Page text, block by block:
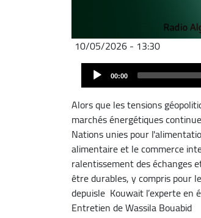
10/05/2026 - 13:30
Fichier
Audio
Player 00:00
Alors que les tensions
marchés énergétiques
Nations unies pour
alimentaire et le commerce
ralentissement des échanges
être durables, y compris pour
depuisle Kouwait l’experte en
Entretien de Wassila Bouabid